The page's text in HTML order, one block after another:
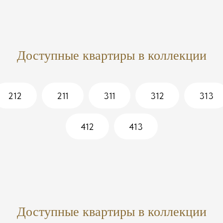
Доступные квартиры в коллекции
212 211 311 312 313
412 413
Доступные квартиры в коллекции